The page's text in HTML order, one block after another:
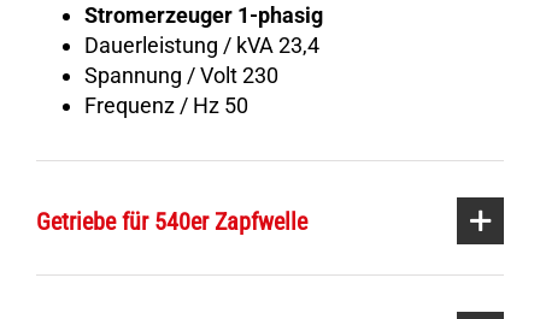
Stromerzeuger 1-phasig
Dauerleistung / kVA 23,4
Spannung / Volt 230
Frequenz / Hz 50
Getriebe für 540er Zapfwelle